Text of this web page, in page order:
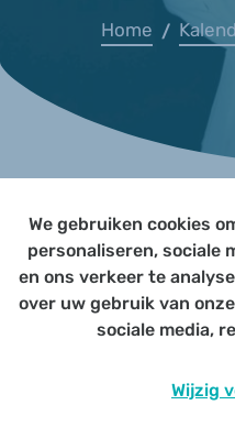
Home /
Page not yet published
We gebruiken cookies
personaliseren, sociale
en ons verkeer te
over uw gebruik van
sociale media,
Wijzig
Udesite